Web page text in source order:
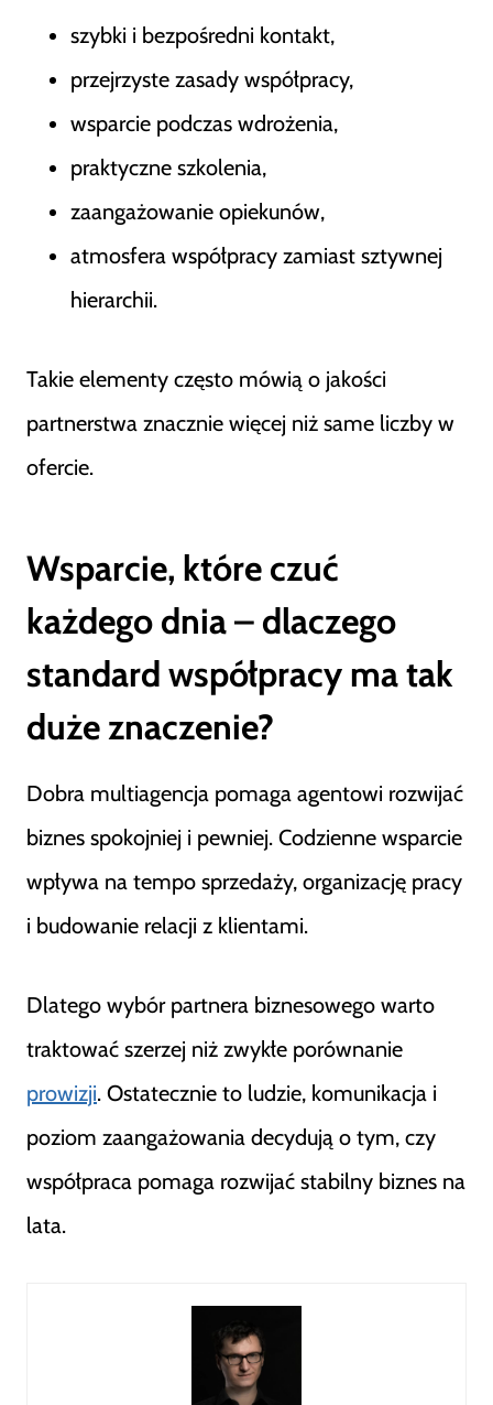
szybki i bezpośredni kontakt,
przejrzyste zasady współpracy,
wsparcie podczas wdrożenia,
praktyczne szkolenia,
zaangażowanie opiekunów,
atmosfera współpracy zamiast sztywnej
hierarchii.
Takie elementy często mówią o jakości
partnerstwa znacznie więcej niż same liczby w
ofercie.
Wsparcie, które czuć
każdego dnia – dlaczego
standard współpracy ma tak
duże znaczenie?
Dobra multiagencja pomaga agentowi rozwijać
biznes spokojniej i pewniej. Codzienne wsparcie
wpływa na tempo sprzedaży, organizację pracy
i budowanie relacji z klientami.
Dlatego wybór partnera biznesowego warto
traktować szerzej niż zwykłe porównanie
prowizji. Ostatecznie to ludzie, komunikacja i
poziom zaangażowania decydują o tym, czy
współpraca pomaga rozwijać stabilny biznes na
lata.